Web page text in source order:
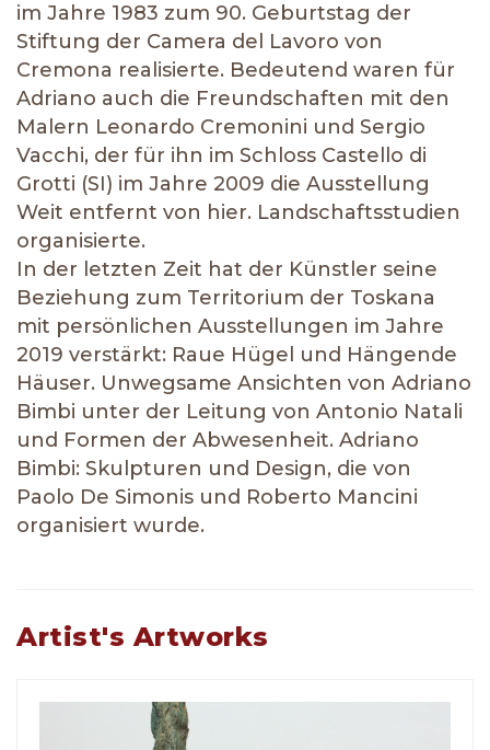
im Jahre 1983 zum 90. Geburtstag der
Stiftung der Camera del Lavoro von
Cremona realisierte. Bedeutend waren für
Adriano auch die Freundschaften mit den
Malern Leonardo Cremonini und Sergio
Vacchi, der für ihn im Schloss Castello di
Grotti (SI) im Jahre 2009 die Ausstellung
Weit entfernt von hier. Landschaftsstudien
organisierte.
In der letzten Zeit hat der Künstler seine
Beziehung zum Territorium der Toskana
mit persönlichen Ausstellungen im Jahre
2019 verstärkt: Raue Hügel und Hängende
Häuser. Unwegsame Ansichten von Adriano
Bimbi unter der Leitung von Antonio Natali
und Formen der Abwesenheit. Adriano
Bimbi: Skulpturen und Design, die von
Paolo De Simonis und Roberto Mancini
organisiert wurde.
Artist's Artworks